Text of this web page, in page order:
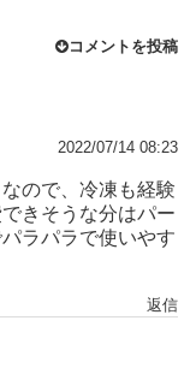
コメントを投稿
2022/07/14 08:23
ので、冷凍も経験
きそうな分はパー
ラパラで使いやす
返信